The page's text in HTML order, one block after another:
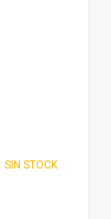
SIN STOCK